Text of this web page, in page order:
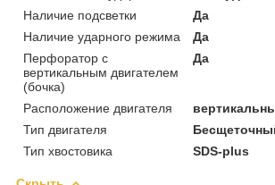
Наличие подсветки
Да
Наличие ударного режима
Да
Перфоратор с
вертикальным двигателем
(бочка)
Да
Расположение двигателя
Тип двигателя
Тип хвостовика
SDS-plus